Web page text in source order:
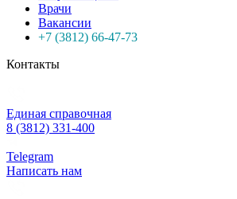
Врачи
Вакансии
+7 (3812) 66-47-73
Контакты
Единая справочная
8 (3812) 331-400
Telegram
Написать нам